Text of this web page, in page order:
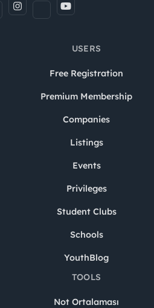
USERS
Free Registration
Premium Membership
Companies
Listings
Events
Privileges
Student Clubs
Schools
YouthBlog
TOOLS
Not Ortalaması